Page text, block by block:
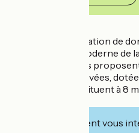
Pour avoir la sensation de
avec le confort moderne de
Les Suites de Blois
entièrement rénovées,
gamme, et qui se situent à 8
Cet établissement vous